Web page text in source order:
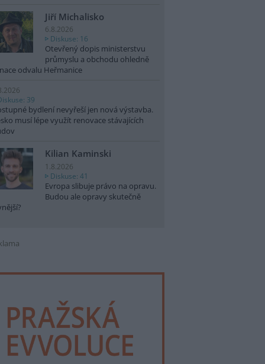
Jiří Michalisko
6.8.2026
Diskuse: 16
Otevřený dopis ministerstvu
průmyslu a obchodu ohledně
odvalu Heřmanice
39
bydlení nevyřeší jen nová výstavba.
musí lépe využít renovace stávajících
Kilian Kaminski
1.8.2026
Diskuse: 41
Evropa slibuje právo na opravu.
Budou ale opravy skutečně